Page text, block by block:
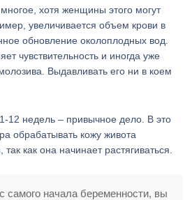
хотя женщины этого могут
увеличивается объем крови в
обновление околоплодных вод.
чувствительность и иногда уже
Выдавливать его ни в коем
12 недель – привычное дело. В это
обрабатывать кожу живота
как она начинает растягиваться.
самого начала беременности, вы